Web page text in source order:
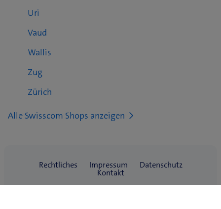
Uri
Vaud
Wallis
Zug
Zürich
Alle Swisscom Shops anzeigen